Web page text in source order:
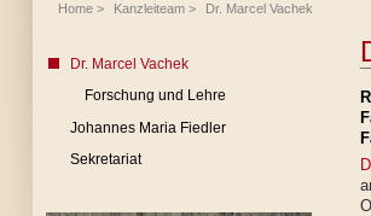
Home> Kanzleiteam> Dr. Marcel Vachek
Dr. Marcel Vachek
Forschung und Lehre
Johannes Maria Fiedler
Sekretariat